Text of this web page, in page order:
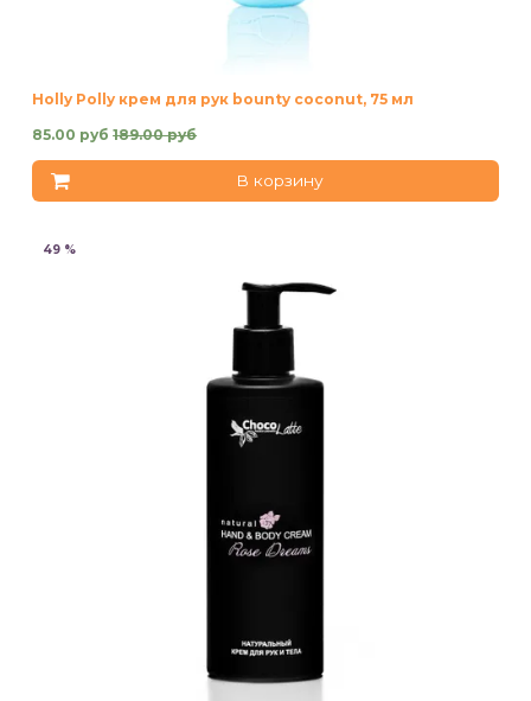
Holly Polly крем для рук bounty coconut, 75 мл
85.00 руб 189.00 руб
В корзину
49 %